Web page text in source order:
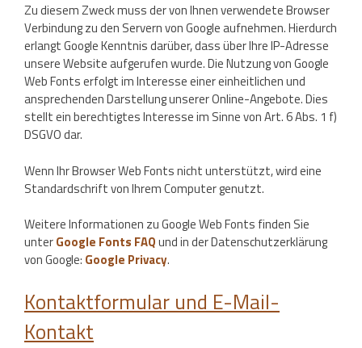
Zu diesem Zweck muss der von Ihnen verwendete Browser
Verbindung zu den Servern von Google aufnehmen. Hierdurch
erlangt Google Kenntnis darüber, dass über Ihre IP-Adresse
unsere Website aufgerufen wurde. Die Nutzung von Google
Web Fonts erfolgt im Interesse einer einheitlichen und
ansprechenden Darstellung unserer Online-Angebote. Dies
stellt ein berechtigtes Interesse im Sinne von Art. 6 Abs. 1 f)
DSGVO dar.
Wenn Ihr Browser Web Fonts nicht unterstützt, wird eine
Standardschrift von Ihrem Computer genutzt.
Weitere Informationen zu Google Web Fonts finden Sie
unterGoogle Fonts FAQund in der Datenschutzerklärung
von Google: Google Privacy.
Kontaktformular und E-Mail-
Kontakt